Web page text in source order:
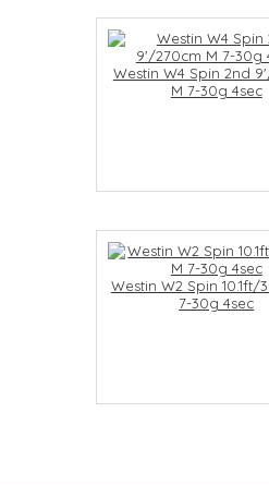
Westin W4 Spin 2nd
M 7-30g 4sec
Westin W2 Spin 10.1ft/
7-30g 4sec